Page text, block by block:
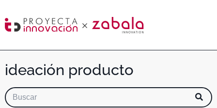
ideación producto